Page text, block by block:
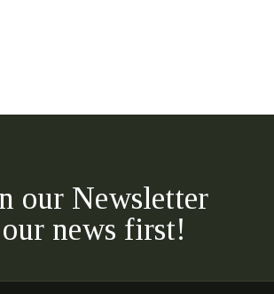
our Newsletter
news first!